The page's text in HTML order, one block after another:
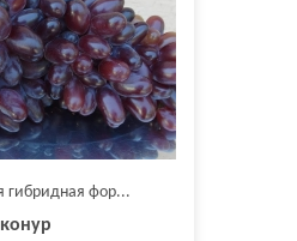
гибридная фор...